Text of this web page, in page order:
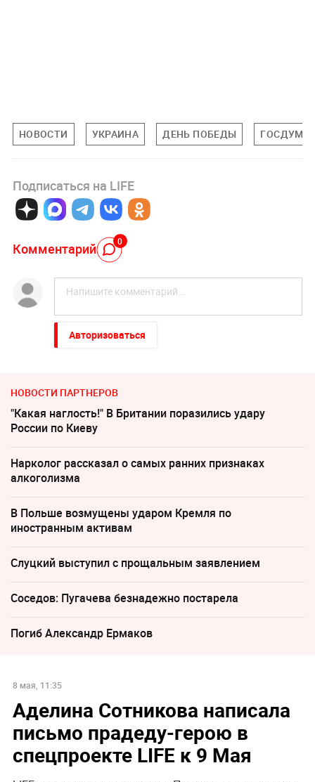
НОВОСТИ УКРАИНА ДЕНЬ ПОБЕДЫ ГОСДУМА
Подписаться на LIFE
Комментарий 0
Авторизоваться
НОВОСТИ ПАРТНЕРОВ
"Какая наглость!" В Британии поразились удару
России по Киеву
Нарколог рассказал о самых ранних признаках
алкоголизма
В Польше возмущены ударом Кремля по
иностранным активам
Слуцкий выступил с прощальным заявлением
Соседов: Пугачева безнадежно постарела
Погиб Александр Ермаков
8 мая, 11:35
Аделина Сотникова написала
письмо прадеду-герою в
спецпроекте LIFE к 9 Мая